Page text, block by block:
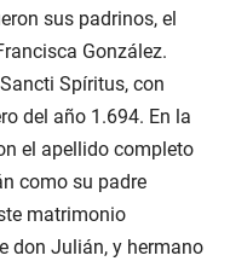
sus padrinos, el
González.
Spíritus, con
del año 1.694. En la
el apellido completo
como su padre
matrimonio
don Julián, y hermano